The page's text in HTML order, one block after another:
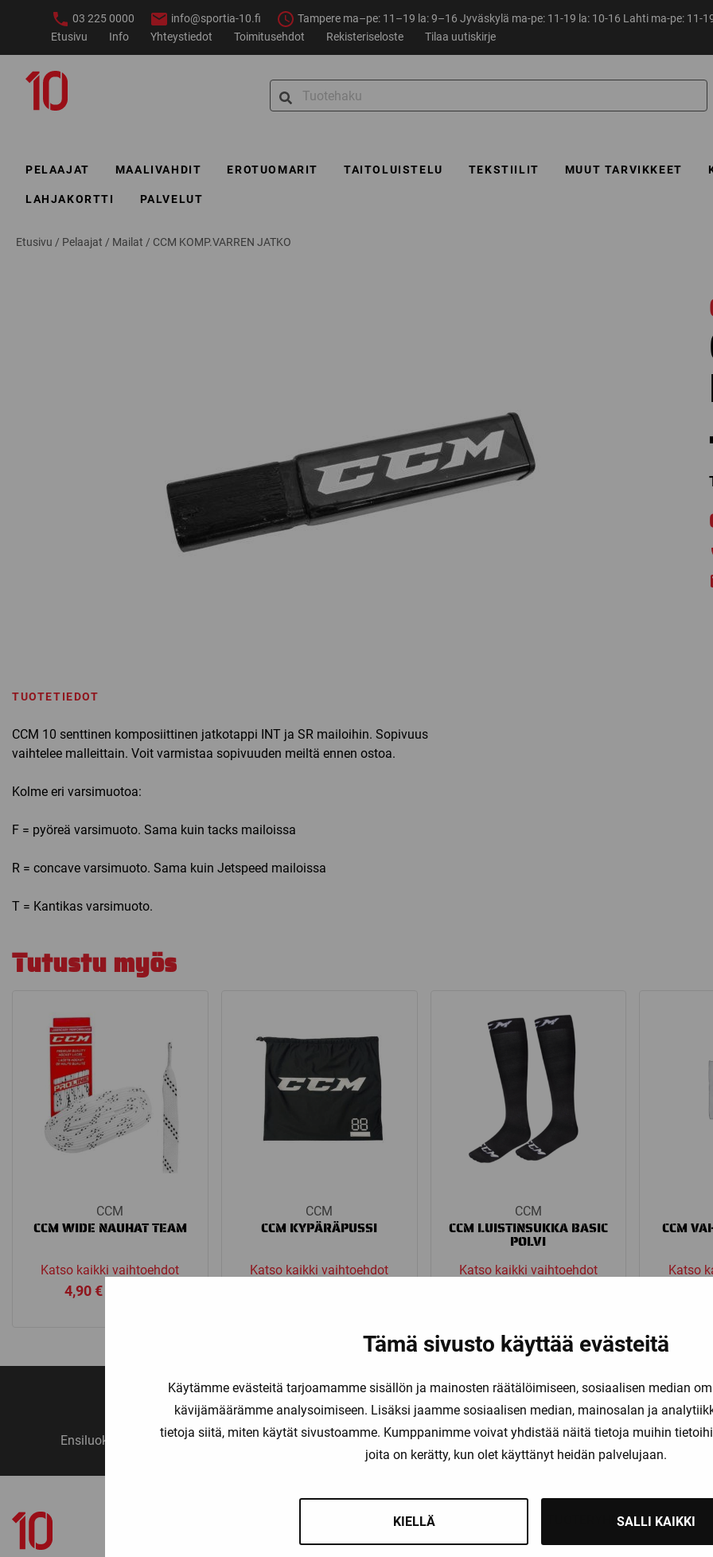
Tämä sivusto käyttää evästeitä
Käytämme evästeitä tarjoamamme sisällön ja mainosten räätälöimiseen, sosiaalisen median
kävijämäärämme analysoimiseen. Lisäksi jaamme sosiaalisen median, mainosalan ja
tietoja siitä, miten käytät sivustoamme. Kumppanimme voivat yhdistää näitä tietoja muihin
joita on kerätty, kun olet käyttänyt heidän palvelujaan.
KIELLÄ SALLI KAIKKI
03 225 0000 info@sportia-10.fi
Tampere ma–pe: 11–19 la: 9–16 Jyväskylä ma-pe: 11-19 la: 10-16 Lahti ma-pe: 11-
Etusivu
Info Yhteystiedot Toimitusehdot Rekisteriseloste Tilaa uutiskirje
Search
for:
PELAAJAT MAALIVAHDIT EROTUOMARIT TAITOLUISTELU TEKSTIILIT MUUT TARVIKKEET
LAHJAKORTTI PALVELUT
Etusivu / Pelaajat / Mailat / CCM KOMP.VARREN JATKO
TUOTETIEDOT
CCM 10 senttinen komposiittinen jatkotappi INT ja SR mailoihin. Sopivuus
vaihtelee malleittain. Voit varmistaa sopivuuden meiltä ennen ostoa.
Kolme eri varsimuotoa:
F = pyöreä varsimuoto. Sama kuin tacks mailoissa
R = concave varsimuoto. Sama kuin Jetspeed mailoissa
T = Kantikas varsimuoto.
Tutustu myös
CCM
CCM WIDE NAUHAT TEAM
Katso kaikki vaihtoehdot
4,90€
CCM
CCM KYPÄRÄPUSSI
Katso kaikki vaihtoehdot
CCM
CCM LUISTINSUKKA BASIC
POLVI
Katso kaikki vaihtoehdot
CCM
Katso
Ensiluokkainen palvelu Monipuoliset maksutavat Nopeat toimitusajat
TUOTERYHMÄT